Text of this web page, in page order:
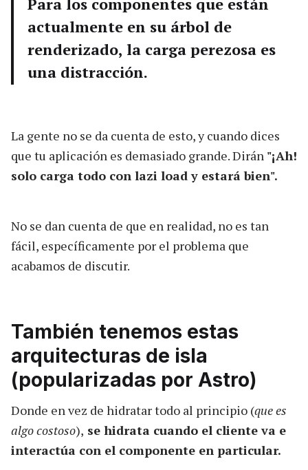
Para los componentes que están
actualmente en su árbol de
renderizado, la carga perezosa es
una distracción.
La gente no se da cuenta de esto, y cuando dices
que tu aplicación es demasiado grande. Dirán "¡Ah!
solo carga todo con lazi load y estará bien".
No se dan cuenta de que en realidad, no es tan
fácil, específicamente por el problema que
acabamos de discutir.
También tenemos estas
arquitecturas de isla
(popularizadas por Astro)
Donde en vez de hidratar todo al principio (que es
algo costoso), se hidrata cuando el cliente va e
interactúa con el componente en particular.